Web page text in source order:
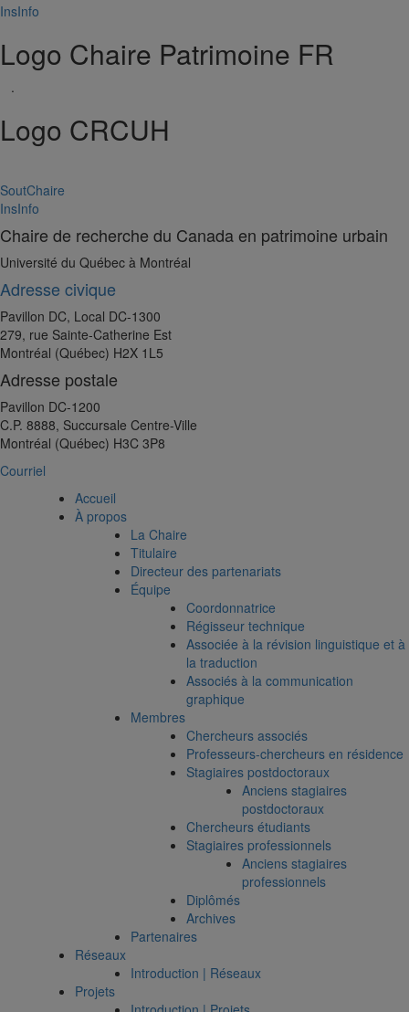
InsInfo
Logo Chaire Patrimoine FR
.
Logo CRCUH
SoutChaire
InsInfo
Chaire de recherche du Canada en patrimoine urbain
Université du Québec à Montréal
Adresse civique
Pavillon DC, Local DC-1300
279, rue Sainte-Catherine Est
Montréal (Québec) H2X 1L5
Adresse postale
Pavillon DC-1200
C.P. 8888, Succursale Centre-Ville
Montréal (Québec) H3C 3P8
Courriel
Accueil
À propos
La Chaire
Titulaire
Directeur des partenariats
Équipe
Coordonnatrice
Régisseur technique
Associée à la révision linguistique et à
la traduction
Associés à la communication
graphique
Membres
Chercheurs associés
Professeurs-chercheurs en résidence
Stagiaires postdoctoraux
Anciens stagiaires
postdoctoraux
Chercheurs étudiants
Stagiaires professionnels
Anciens stagiaires
professionnels
Diplômés
Archives
Partenaires
Réseaux
Introduction | Réseaux
Projets